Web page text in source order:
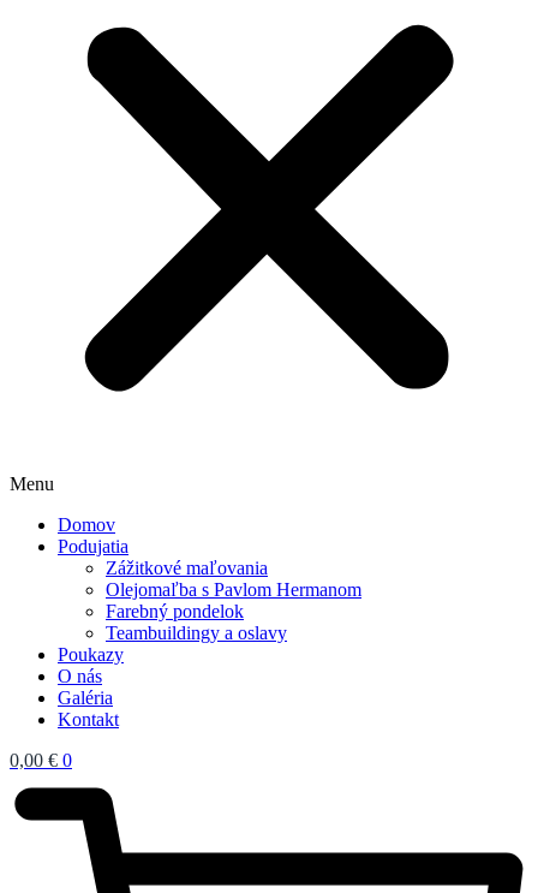
Menu
Domov
Podujatia
Zážitkové maľovania
Olejomaľba s Pavlom Hermanom
Farebný pondelok
Teambuildingy a oslavy
Poukazy
O nás
Galéria
Kontakt
0,00 € 0